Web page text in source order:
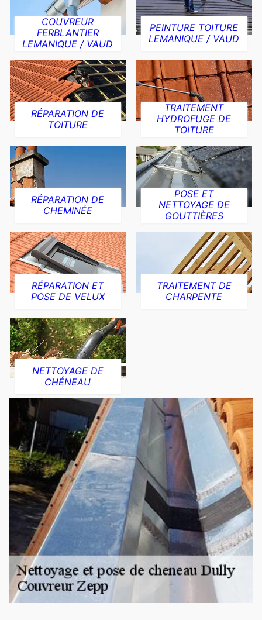
COUVREUR
FERBLANTIER
LEMANIQUE / VAUD
PEINTURE TOITURE
LEMANIQUE / VAUD
RÉPARATION DE
TOITURE
TRAITEMENT
HYDROFUGE DE
TOITURE
RÉPARATION DE
CHEMINÉE
POSE ET
NETTOYAGE DE
GOUTTIÈRES
RÉPARATION ET
POSE DE VELUX
TRAITEMENT DE
CHARPENTE
NETTOYAGE DE
CHÉNEAU